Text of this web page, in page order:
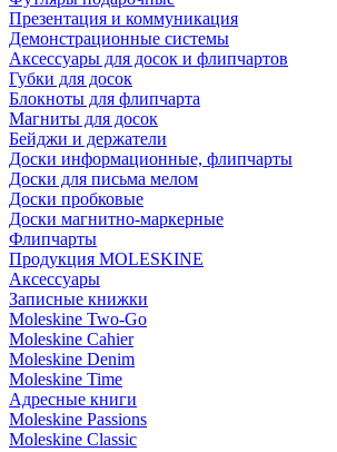
Презентация и коммуникация
Демонстрационные системы
Аксессуары для досок и флипчартов
Губки для досок
Блокноты для флипчарта
Магниты для досок
Бейджи и держатели
Доски информационные, флипчарты
Доски для письма мелом
Доски пробковые
Доски магнитно-маркерные
Флипчарты
Продукция MOLESKINE
Аксессуары
Записные книжки
Moleskine Two-Go
Moleskine Cahier
Moleskine Denim
Moleskine Time
Адресные книги
Moleskine Passions
Moleskine Classic